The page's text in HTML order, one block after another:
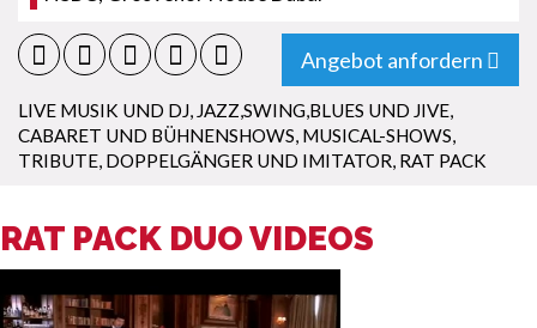
Angebot anfordern
LIVE MUSIK UND DJ, JAZZ,SWING,BLUES UND JIVE,
CABARET UND BÜHNENSHOWS, MUSICAL-SHOWS,
TRIBUTE, DOPPELGÄNGER UND IMITATOR, RAT PACK
RAT PACK DUO VIDEOS